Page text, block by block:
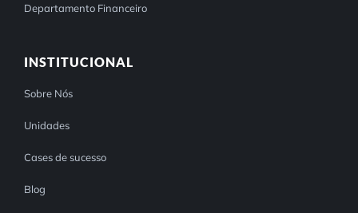
Departamento Financeiro
INSTITUCIONAL
Sobre Nós
Unidades
Cases de sucesso
Blog